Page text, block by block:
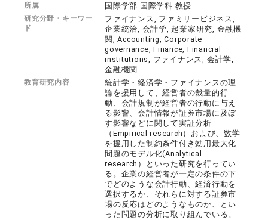
所属 国際学部 国際学科 教授
研究分野・キーワー
ド
ファイナンス, ファミリービジネス,
企業統治, 会計学, 起業家研究, 金融機
関, Accounting, Corporate
governance, Finance, Financial
institutions, ファイナンス, 会計学,
金融機関
教育研究内容
統計学・経済学・ファイナンスの理
論を援用して、経営者の裁量的行
動、会計規制が経営者の行動に与え
る影響、会計情報が証券市場に及ぼ
す影響などに関して実証分析
（Empirical research）および、数学
を援用した制約条件付き効用最大化
問題のモデル化(Analytical
research）といった研究を行ってい
る。企業の経営者が一定の条件の下
でどのような会計行動、経済行動を
選択するか、それらに対する証券市
場の反応はどのようなものか、とい
った問題の分析に取り組んでいる。